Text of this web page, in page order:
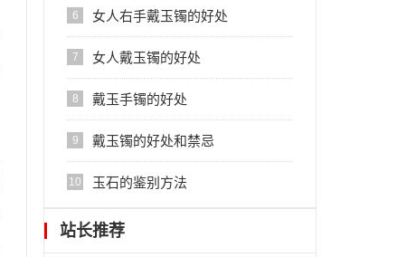
6 女人右手戴玉镯的好处
7 女人戴玉镯的好处
8 戴玉手镯的好处
9 戴玉镯的好处和禁忌
10 玉石的鉴别方法
站长推荐